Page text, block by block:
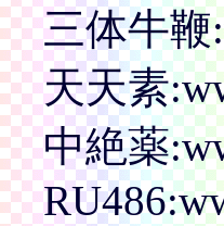
三体牛鞭
天天素
中絶薬